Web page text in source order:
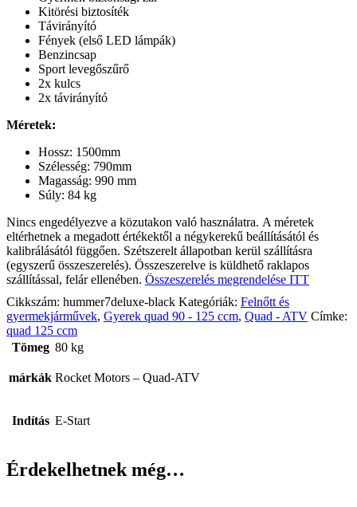
Kitörési biztosíték
Távirányító
Fények (első LED lámpák)
Benzincsap
Sport levegőszűrő
2x kulcs
2x távirányító
Méretek:
Hossz: 1500mm
Szélesség: 790mm
Magasság: 990 mm
Súly: 84 kg
Nincs engedélyezve a közutakon való használatra. A méretek
eltérhetnek a megadott értékektől a négykerekű beállításától és
kalibrálásától függően. Szétszerelt állapotban kerül szállításra
(egyszerű összeszerelés). Összeszerelve is küldhető raklapos
szállítással, felár ellenében. Összeszerelés megrendelése ITT
Cikkszám: hummer7deluxe-black Kategóriák: Felnőtt és
gyermekjárművek, Gyerek quad 90 - 125 ccm, Quad - ATV Címke:
quad 125 ccm
Tömeg 80 kg
márkák Rocket Motors – Quad-ATV
Indítás E-Start
Érdekelhetnek még…